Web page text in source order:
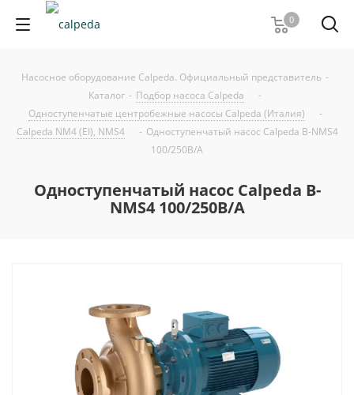
0
Насосное оборудование Calpeda. Официальный представитель -
Каталог - Подбор насоса Calpeda
-
Одноступенчатые центробежные насосы Calpeda (Италия)
-
Calpeda NM4 (EI), NMS4
- Одноступенчатый насос Calpeda B-NMS4
100/250B/A
Одноступенчатый насос Calpeda B-
NMS4 100/250B/A